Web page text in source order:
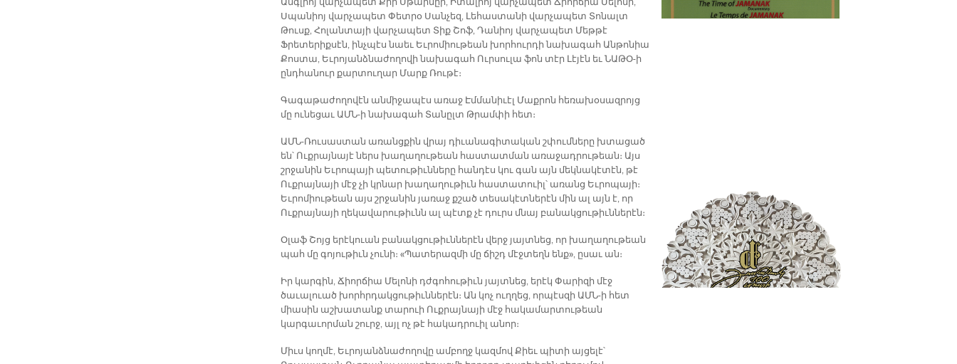
Անգլիոյ վարչապետ Քիր Սթարմըր, Իտալիոյ վարչապետ Ճիորճիա Մելոնի,
Սպանիոյ վարչապետ Փետրօ Սանչեզ, Լեհաստանի վարչապետ Տոնալտ
Թուսք, Հոլանտայի վարչապետ Տիք Շոֆ, Դանիոյ վարչապետ Մեթթէ
Ֆրետերիքսէն, ինչպէս նաեւ Եւրոմիութեան խորհուրդի նախագահ Անթոնիա
Քոստա, Եւրոյանձնաժողովի նախագահ Ուրսուլա ֆոն տէր Լէյէն եւ ՆԱԹՕ-ի
ընդհանուր քարտուղար Մարք Ռութէ։
Գագաթաժողովէն անմիջապէս առաջ Էմմանիւէլ Մաքրոն հեռախօսազրոյց
մը ունեցաւ ԱՄՆ-ի նախագահ Տանըլտ Թրամփի հետ։
ԱՄՆ-Ռուսաստան առանցքին վրայ դիւանագիտական շփումները խտացած
են՝ Ուքրայնայէ ներս խաղաղութեան հաստատման առաջադրութեան։ Այս
շրջանին Եւրոպայի պետութիւնները հանդէս կու գան այն մեկնակէտէն, թէ
Ուքրայնայի մէջ չի կրնար խաղաղութիւն հաստատուիլ՝ առանց Եւրոպայի։
Եւրոմիութեան այս շրջանին յառաջ քշած տեսակէտներէն մին ալ այն է, որ
Ուքրայնայի ղեկավարութիւնն ալ պէտք չէ դուրս մնայ բանակցութիւններէն։
Օլաֆ Շոյց երէկուան բանակցութիւններէն վերջ յայտնեց, որ խաղաղութեան
պահ մը գոյութիւն չունի։ «Պատերազմի մը ճիշդ մէջտեղն ենք», ըսաւ ան։
Իր կարգին, Ճիորճիա Մելոնի դժգոհութիւն յայտնեց, երէկ Փարիզի մէջ
ծաւալուած խորհրդակցութիւններէն։ Ան կոչ ուղղեց, որպէսզի ԱՄՆ-ի հետ
միասին աշխատանք տարուի Ուքրայնայի մէջ հակամարտութեան
կարգաւորման շուրջ, այլ ոչ թէ հակադրուիլ անոր։
Միւս կողմէ, Եւրոյանձնաժողովը ամբողջ կազմով Քիեւ պիտի այցելէ՝